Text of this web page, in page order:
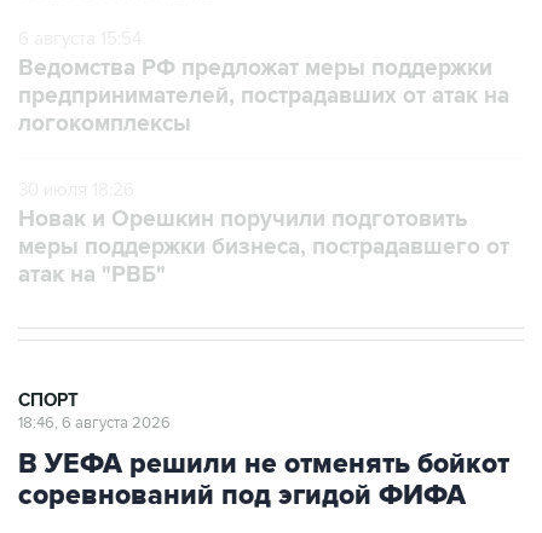
Ведомства РФ предложат меры поддержки
предпринимателей, пострадавших от атак на
логокомплексы
Новак и Орешкин поручили подготовить
меры поддержки бизнеса, пострадавшего от
атак на "РВБ"
СПОРТ
18:46, 6 августа 2026
В УЕФА решили не отменять бойкот
соревнований под эгидой ФИФА